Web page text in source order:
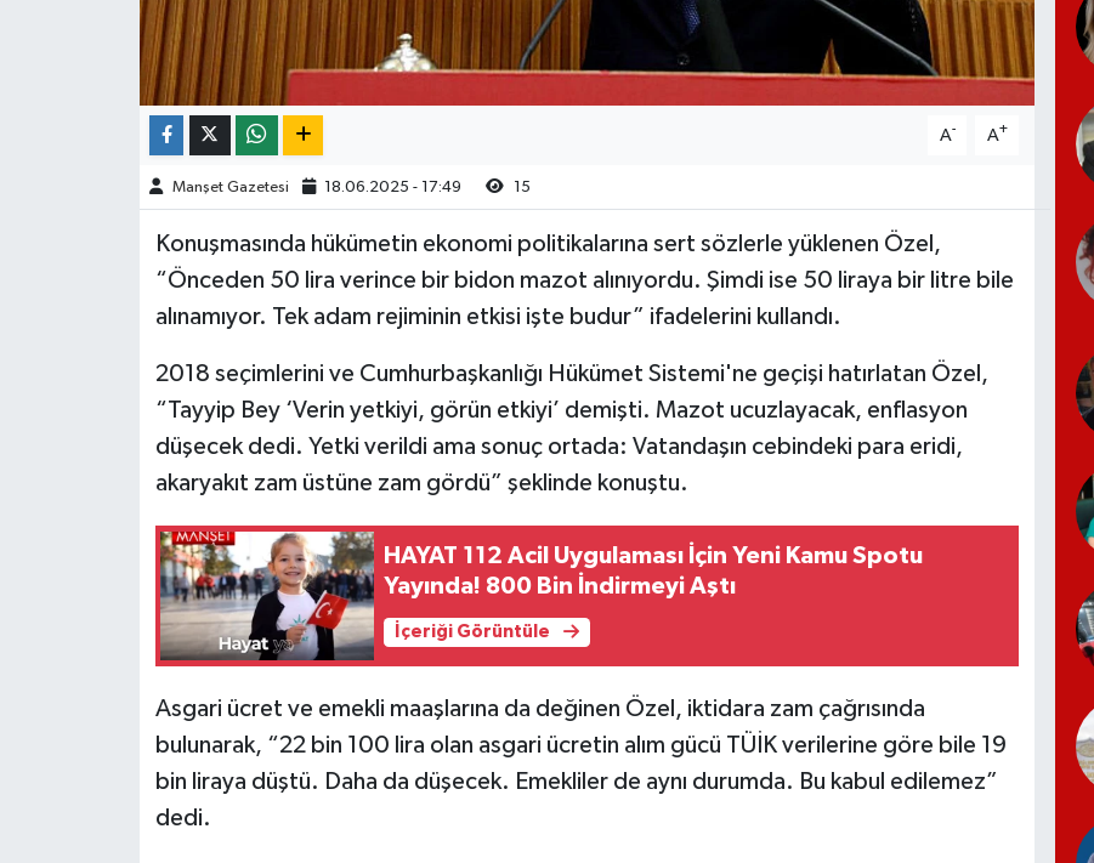
A- A+
Manşet Gazetesi 18.06.2025 - 17:49 15
Konuşmasında hükümetin ekonomi politikalarına sert sözlerle yüklenen Özel,
“Önceden 50 lira verince bir bidon mazot alınıyordu. Şimdi ise 50 liraya bir litre bile
alınamıyor. Tek adam rejiminin etkisi işte budur” ifadelerini kullandı.
2018 seçimlerini ve Cumhurbaşkanlığı Hükümet Sistemi'ne geçişi hatırlatan Özel,
“Tayyip Bey ‘Verin yetkiyi, görün etkiyi’ demişti. Mazot ucuzlayacak, enflasyon
düşecek dedi. Yetki verildi ama sonuç ortada: Vatandaşın cebindeki para eridi,
akaryakıt zam üstüne zam gördü” şeklinde konuştu.
HAYAT 112 Acil Uygulaması İçin Yeni Kamu Spotu
Yayında! 800 Bin İndirmeyi Aştı
İçeriği Görüntüle
Asgari ücret ve emekli maaşlarına da değinen Özel, iktidara zam çağrısında
bulunarak, “22 bin 100 lira olan asgari ücretin alım gücü TÜİK verilerine göre bile 19
bin liraya düştü. Daha da düşecek. Emekliler de aynı durumda. Bu kabul edilemez”
dedi.